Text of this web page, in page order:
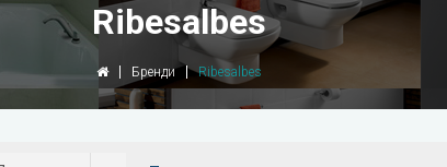
Ribesalbes
Бренди Ribesalbes